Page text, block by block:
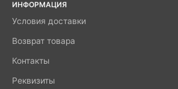
ИНФОРМАЦИЯ
Условия доставки
Возврат товара
Контакты
Реквизиты